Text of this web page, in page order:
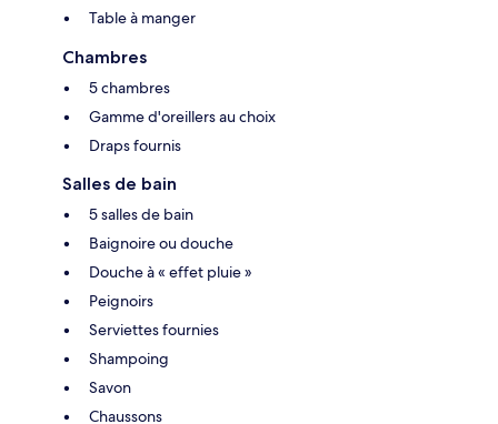
Table à manger
Chambres
5 chambres
Gamme d'oreillers au choix
Draps fournis
Salles de bain
5 salles de bain
Baignoire ou douche
Douche à « effet pluie »
Peignoirs
Serviettes fournies
Shampoing
Savon
Chaussons